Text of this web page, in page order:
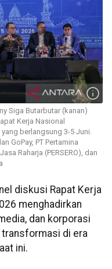
Siga Butarbutar (kanan)
Kerja Nasional
yang berlangsung 3-5 Juni.
GoPay, PT Pertamina
Raharja (PERSERO), dan
diskusi Rapat Kerja
menghadirkan
dan korporasi
transformasi di era
ini.